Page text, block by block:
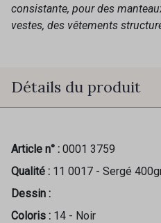
consistante, pour des
vestes, des vêtements
Détails du produit
Article n° : 0001 3759
Qualité : 11 0017 - Sergé
Dessin :
Coloris : 14 - Noir